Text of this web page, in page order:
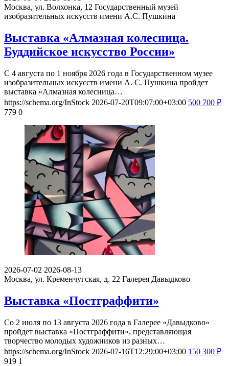
Москва, ул. Волхонка, 12 Государственный музей
изобразительных искусств имени А.С. Пушкина
Выставка «Алмазная колесница.
Буддийское искусство России»
С 4 августа по 1 ноября 2026 года в Государственном музее
изобразительных искусств имени А. С. Пушкина пройдет
выставка «Алмазная колесница…
https://schema.org/InStock 2026-07-20T09:07:00+03:00 500 700 ₽
779 0
2026-07-02 2026-08-13
Москва, ул. Кременчугская, д. 22 Галерея Давыдково
Выставка «Постграффити»
Со 2 июля по 13 августа 2026 года в Галерее «Давыдково»
пройдет выставка «Постграффити», представляющая
творчество молодых художников из разных…
https://schema.org/InStock 2026-07-16T12:29:00+03:00 150 300 ₽
919 1